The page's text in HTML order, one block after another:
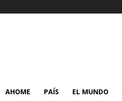
AHOME PAÍS EL MUNDO